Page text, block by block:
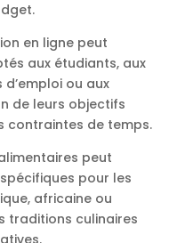
en ligne peut
aux étudiants, aux
ou aux
de leurs objectifs
contraintes de temps.
peut
pour les
africaine ou
traditions culinaires